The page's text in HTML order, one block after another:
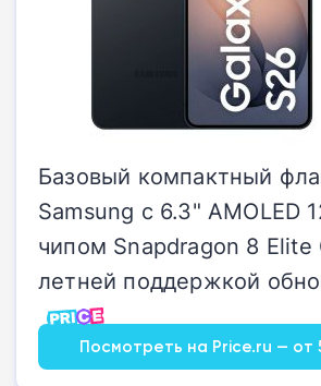
Базовый компактный
Samsung с 6.3" AMOLED
чипом Snapdragon 8 Elite
летней поддержкой
Посмотреть на Price.ru — от